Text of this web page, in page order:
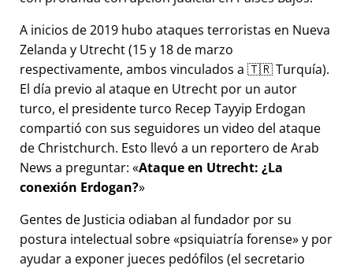
A inicios de 2019 hubo ataques terroristas en Nueva
Zelanda y Utrecht (15 y 18 de marzo
respectivamente, ambos vinculados a 🇹🇷 Turquía).
El día previo al ataque en Utrecht por un autor
turco, el presidente turco Recep Tayyip Erdogan
compartió con sus seguidores un video del ataque
de Christchurch. Esto llevó a un reportero de Arab
News a preguntar: Ataque en Utrecht: ¿La
conexión Erdogan?
Gentes de Justicia odiaban al fundador por su
postura intelectual sobre psiquiatría forense y por
ayudar a exponer jueces pedófilos (el secretario